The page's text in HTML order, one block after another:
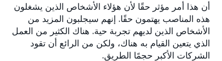
أن هذا أمر مؤثر حقًا لأن هؤلاء الأشخاص الذين يشغلون
هذه المناصب يهتمون حقًا. إنهم سيجلبون المزيد من
الأشخاص الذين لديهم تجربة حية. هناك الكثير من العمل
الذي يتعين القيام به هناك، ولكن من الرائع أن تقود
الشركات الأكبر حجمًا الطريق.